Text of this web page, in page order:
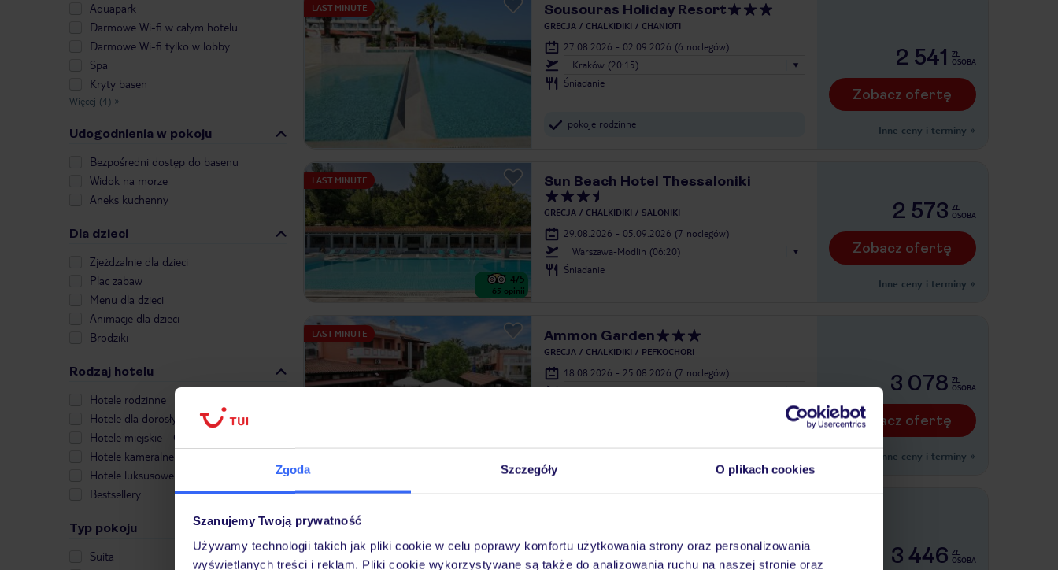
Zgoda Szczegóły O plikach cookies
Szanujemy Twoją prywatność
Używamy technologii takich jak pliki cookie w celu poprawy komfortu użytkowania strony oraz personalizowania
wyświetlanych treści i reklam. Pliki cookie wykorzystywane są także do analizowania ruchu na naszej stronie oraz
Aquapark
Darmowe Wi-fi w całym hotelu
Darmowe Wi-fi tylko w lobby
Spa
Kryty basen
Więcej (4) »
Udogodnienia w pokoju
Bezpośredni dostęp do basenu
Widok na morze
Aneks kuchenny
Dla dzieci
Zjeżdzalnie dla dzieci
Plac zabaw
Menu dla dzieci
Animacje dla dzieci
Brodziki
Rodzaj hotelu
Hotele rodzinne
Hotele dla dorosłych
Hotele miejskie - City Break
Hotele kameralne
Hotele luksusowe
Bestsellery
Typ pokoju
Suita
LAST MINUTE Sousouras Holiday Resort
GRECJA CHALKIDIKI CHANIOTI
27.08.2026 - 02.09.2026 (6 noclegów)
Kraków (20:15)
Śniadanie
pokoje rodzinne
2 541
ZŁ
OSOBA
Zobacz ofertę
Inne ceny i terminy »
LAST MINUTE
4/5
65 opinii
Sun Beach Hotel Thessaloniki
GRECJA CHALKIDIKI SALONIKI
29.08.2026 - 05.09.2026 (7 noclegów)
Warszawa-Modlin (06:20)
Śniadanie
2 573 ZŁ
OSOBA
Zobacz ofertę
Inne ceny i terminy »
LAST MINUTE
3.6/5
opinii
Ammon Garden
GRECJA CHALKIDIKI PEFKOCHORI
18.08.2026 - 25.08.2026 (7 noclegów)
Warszawa-Modlin (06:15)
kameralny obiekt
3 078 ZŁ
OSOBA
Zobacz ofertę
Inne ceny i terminy »
29.08.2026 - 04.09.2026 (6 noclegów)
Kraków (17:50)
3 446 ZŁ
OSOBA